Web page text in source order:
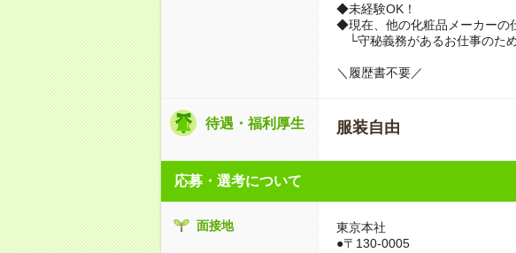
◆未経験OK！
◆現在、他の化粧品メーカーの
└守秘義務があるお仕事のた
＼履歴書不要／
待遇・福利厚生 服装自由
応募・選考について
面接地
東京本社
●〒130-0005